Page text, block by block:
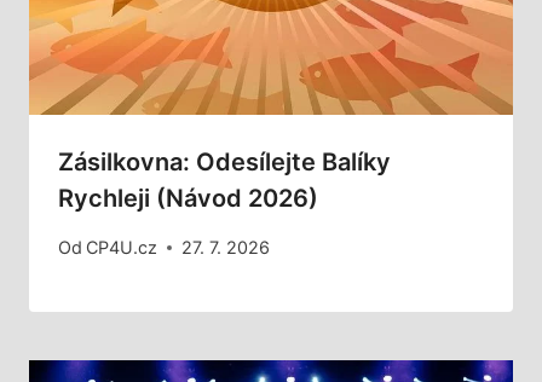
Zásilkovna: Odesílejte Balíky
Rychleji (Návod 2026)
Od CP4U.cz 27. 7. 2026